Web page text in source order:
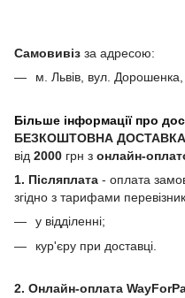
Самовивіз за адресою:
м. Львів, вул.
Більше інформації про
БЕЗКОШТОВНА ДОСТАВКА
від 2000 грн з онлайн-
1. Післяплата - оплата
згідно з тарифами
у відділенні;
кур'єру при доставці.
2. Онлайн-оплата